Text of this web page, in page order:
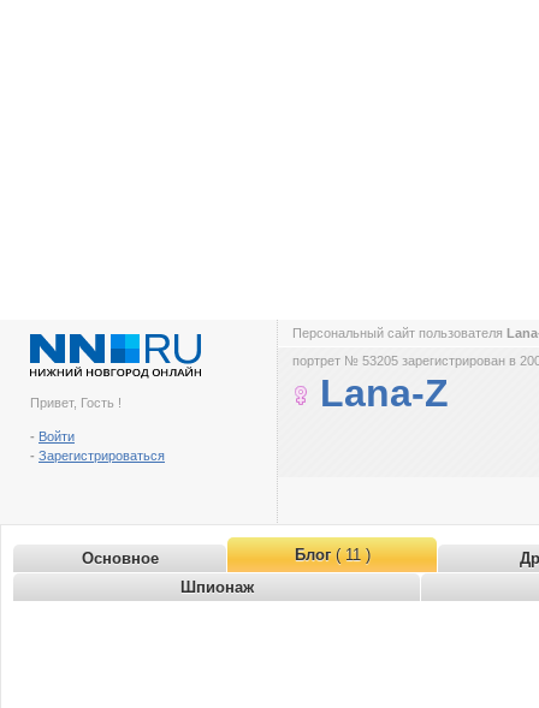
Привет, Гость !
- Войти
- Зарегистрироваться
Персональный сайт пользователя
портрет № 53205 зарегистрирован в
Lana-Z
Основное Блог( 11 )
Шпионаж